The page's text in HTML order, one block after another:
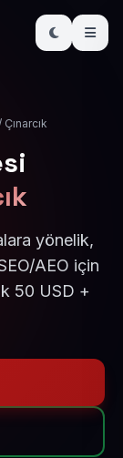
yönelik,
AEO için
50 USD +